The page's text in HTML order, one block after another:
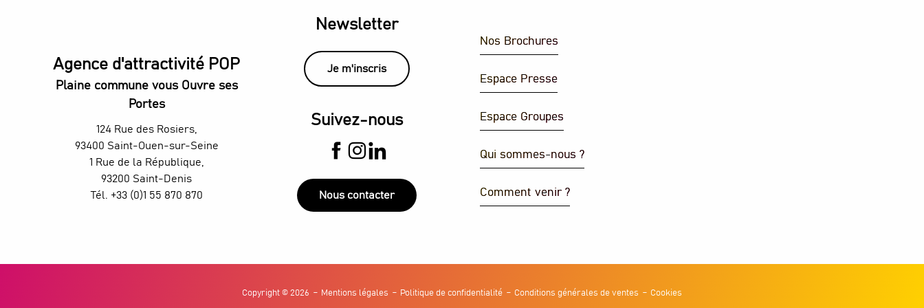
Agence d'attractivité POP
Plaine commune vous Ouvre ses
Portes
124 Rue des Rosiers,
93400 Saint-Ouen-sur-Seine
1 Rue de la République,
93200 Saint-Denis
Tél. +33 (0)1 55 870 870
Newsletter
Je m'inscris
Suivez-nous
Nous contacter
Nos Brochures
Espace Presse
Espace Groupes
Qui sommes-nous ?
Comment venir ?
Copyright © 2026 Mentions légales Politique de confidentialité Conditions générales de ventes Cookies